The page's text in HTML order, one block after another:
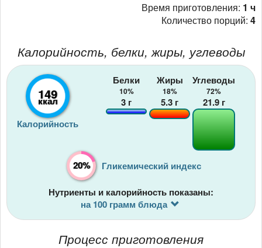
Время приготовления: 1 ч
Количество порций: 4
Калорийность, белки, жиры, углеводы
149
ккал
Калорийность
Белки
10%
3 г
Жиры
18%
5.3 г
Углеводы
72%
21.9г
20% Гликемический индекс
Нутриенты и калорийность показаны:
на 100 грамм блюда
Процесс приготовления